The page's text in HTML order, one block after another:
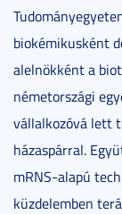
biokémikusként
alelnökként a
németországi
vállalkozóvá lett
házaspárral.
mRNS-alapú
küzdelemben